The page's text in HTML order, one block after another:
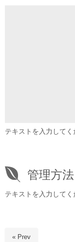
テキストを入力してく
管理方法
テキストを入力してく
« Prev